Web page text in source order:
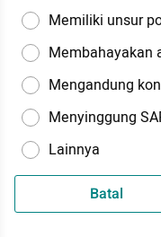
Memiliki unsur
Membahayakan
Mengandung
Menyinggung
Lainnya
Batal